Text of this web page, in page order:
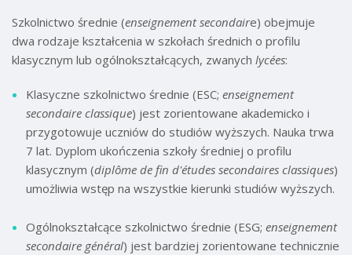
Szkolnictwo średnie (enseignement secondaire) obejmuje
dwa rodzaje kształcenia w szkołach średnich o profilu
klasycznym lub ogólnokształcących, zwanych lycées:
Klasyczne szkolnictwo średnie (ESC; enseignement
secondaire classique) jest zorientowane akademicko i
przygotowuje uczniów do studiów wyższych. Nauka trwa
7 lat. Dyplom ukończenia szkoły średniej o profilu
klasycznym (diplôme de fin d'études secondaires classiques)
umożliwia wstęp na wszystkie kierunki studiów wyższych.
Ogólnokształcące szkolnictwo średnie (ESG; enseignement
secondaire général) jest bardziej zorientowane technicznie